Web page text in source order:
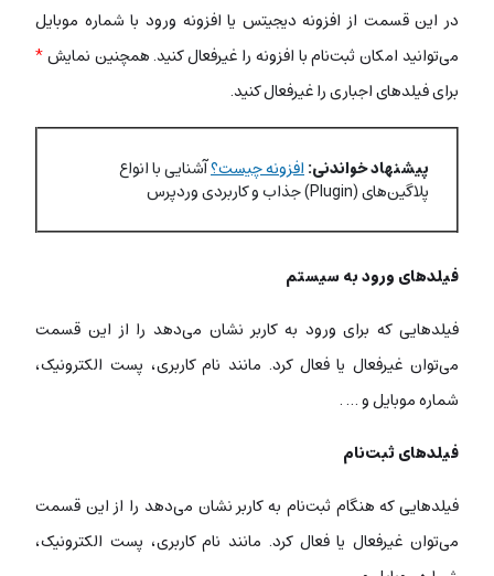
در این قسمت از افزونه دیجیتس یا افزونه ورود با شماره موبایل
می‌توانید امکان ثبت‌نام با افزونه را غیرفعال کنید. همچنین نمایش*
برای فیلدهای اجباری را غیرفعال کنید.
پیشنهاد خواندنی:افزونه چیست؟آشنایی با انواع
پلاگین‌های (Plugin) جذاب و کاربردی وردپرس
فیلدهای ورود به سیستم
فیلدهایی که برای ورود به کاربر نشان می‌دهد را از این قسمت
می‌توان غیرفعال یا فعال کرد. مانند نام کاربری، پست الکترونیک،
شماره موبایل و … .
فیلدهای ثبت‌نام
فیلدهایی که هنگام ثبت‌نام به کاربر نشان می‌دهد را از این قسمت
می‌توان غیرفعال یا فعال کرد. مانند نام کاربری، پست الکترونیک،